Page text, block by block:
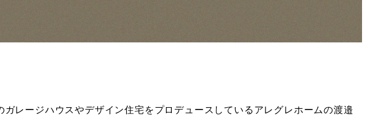
レージハウスやデザイン住宅をプロデュースしているアレグレホームの渡邉